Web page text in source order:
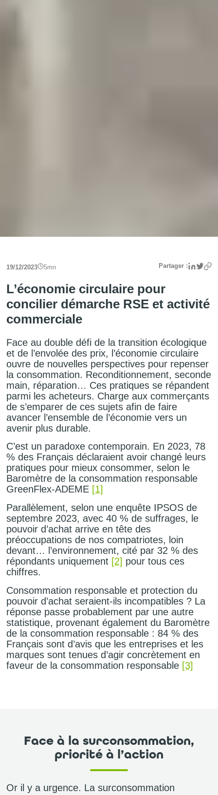
19/12/2023 5mn Partager :
L’économie circulaire pour
concilier démarche RSE et activité
commerciale
Face au double défi de la transition écologique
et de l’envolée des prix, l’économie circulaire
ouvre de nouvelles perspectives pour repenser
la consommation. Reconditionnement, seconde
main, réparation… Ces pratiques se répandent
parmi les acheteurs. Charge aux commerçants
de s’emparer de ces sujets afin de faire
avancer l’ensemble de l’économie vers un
avenir plus durable.
C’est un paradoxe contemporain. En 2023, 78
% des Français déclaraient avoir changé leurs
pratiques pour mieux consommer, selon le
Baromètre de la consommation responsable
GreenFlex-ADEME [1]
Parallèlement, selon une enquête IPSOS de
septembre 2023, avec 40 % de suffrages, le
pouvoir d’achat arrive en tête des
préoccupations de nos compatriotes, loin
devant… l’environnement, cité par 32 % des
répondants uniquement [2] pour tous ces
chiffres.
Consommation responsable et protection du
pouvoir d’achat seraient-ils incompatibles ? La
réponse passe probablement par une autre
statistique, provenant également du Baromètre
de la consommation responsable : 84 % des
Français sont d’avis que les entreprises et les
marques sont tenues d’agir concrètement en
faveur de la consommation responsable [3]
Face à la surconsommation,
priorité à l’action
Or il y a urgence. La surconsommation